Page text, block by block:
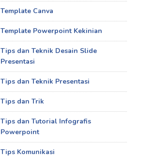
Template Canva
Template Powerpoint Kekinian
Tips dan Teknik Desain Slide
Presentasi
Tips dan Teknik Presentasi
Tips dan Trik
Tips dan Tutorial Infografis
Powerpoint
Tips Komunikasi